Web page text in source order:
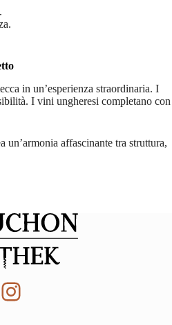
in un’esperienza straordinaria. I
I vini ungheresi completano con
un’armonia affascinante tra struttura,
Instagram